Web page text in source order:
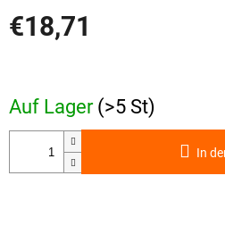
€18,71
Auf Lager (>5 St)
In